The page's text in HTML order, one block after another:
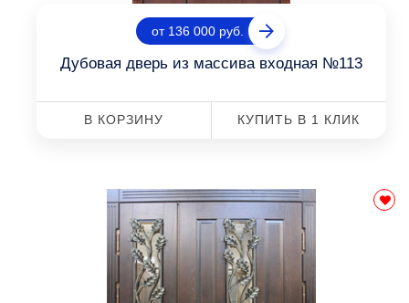
от 136 000 руб.
Дубовая дверь из массива входная №113
В КОРЗИНУ КУПИТЬ В 1 КЛИК